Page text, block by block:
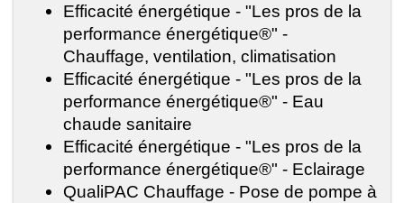
Efficacité énergétique - "Les pros de la
performance énergétique®" -
Chauffage, ventilation, climatisation
Efficacité énergétique - "Les pros de la
performance énergétique®" - Eau
chaude sanitaire
Efficacité énergétique - "Les pros de la
performance énergétique®" - Eclairage
QualiPAC Chauffage - Pose de pompe à